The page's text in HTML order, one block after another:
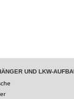
UND LKW-